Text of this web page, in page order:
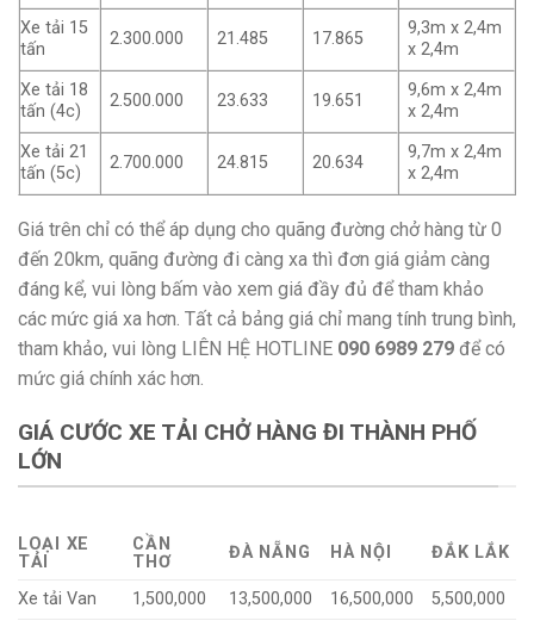
Xe tải 15
tấn
2.300.000 21.485 17.865
9,3m x 2,4m
x 2,4m
Xe tải 18
tấn (4c)
2.500.000 23.633 19.651
9,6m x 2,4m
x 2,4m
Xe tải 21
tấn (5c)
2.700.000 24.815 20.634
9,7m x 2,4m
x 2,4m
Giá trên chỉ có thể áp dụng cho quãng đường chở hàng từ 0
đến 20km, quãng đường đi càng xa thì đơn giá giảm càng
đáng kể, vui lòng bấm vào xem giá đầy đủ để tham khảo
các mức giá xa hơn. Tất cả bảng giá chỉ mang tính trung bình,
tham khảo, vui lòng LIÊN HỆ HOTLINE 090 6989 279 để có
mức giá chính xác hơn.
GIÁ CƯỚC XE TẢI CHỞ HÀNG ĐI THÀNH PHỐ
LỚN
LOẠI XE
TẢI
CẦN
THƠ
ĐÀ NẴNG HÀ NỘI ĐẮK LẮK
Xe tải Van 1,500,000 13,500,000 16,500,000
5,500,000